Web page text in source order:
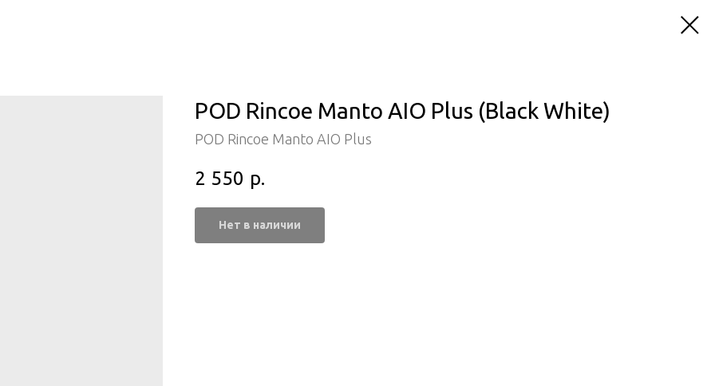
POD Rincoe Manto AIO Plus (Black White)
POD Rincoe Manto AIO Plus
2 550 р.
Нет в наличии